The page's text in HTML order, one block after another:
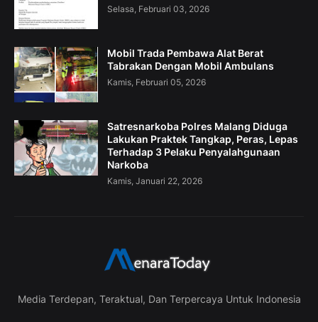
Selasa, Februari 03, 2026
Mobil Trada Pembawa Alat Berat
Tabrakan Dengan Mobil Ambulans
Kamis, Februari 05, 2026
Satresnarkoba Polres Malang Diduga
Lakukan Praktek Tangkap, Peras, Lepas
Terhadap 3 Pelaku Penyalahgunaan
Narkoba
Kamis, Januari 22, 2026
Media Terdepan, Teraktual, Dan Terpercaya Untuk Indonesia